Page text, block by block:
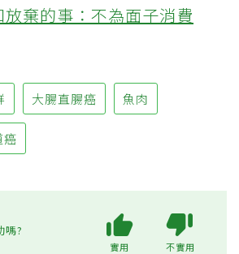
棄的事：不為面子消費
大腸直腸癌 魚肉
癌
嗎?
實用 不實用